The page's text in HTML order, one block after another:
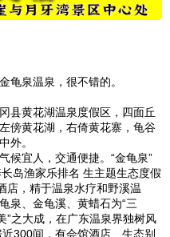
龟泉温泉，很不错的。
县黄花湖温泉度假区，四面丘
傍黄花湖，右倚黄花寨，龟谷
外。
候宜人，交通便捷。“金龟泉”
岛渔家乐排名 生主题生态度假
店，精于温泉水疗和野溪温
泉、金龟溪、黄蜡石为“三
”之大成，在广东温泉界独树风
300间，有会馆酒店、生态别